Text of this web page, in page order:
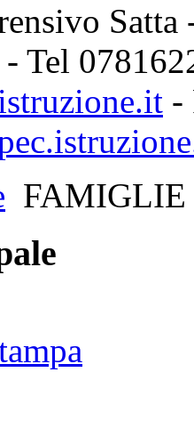
Tel
-
FAMIGLIE